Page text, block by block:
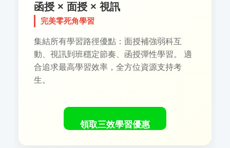
函授 × 面授 × 視訊
完美零死角學習
集結所有學習路徑優點：面授補強弱科互
動、視訊到班穩定節奏、函授彈性學習。 適
合追求最高學習效率，全方位資源支持考
生。
領取三效學習優惠